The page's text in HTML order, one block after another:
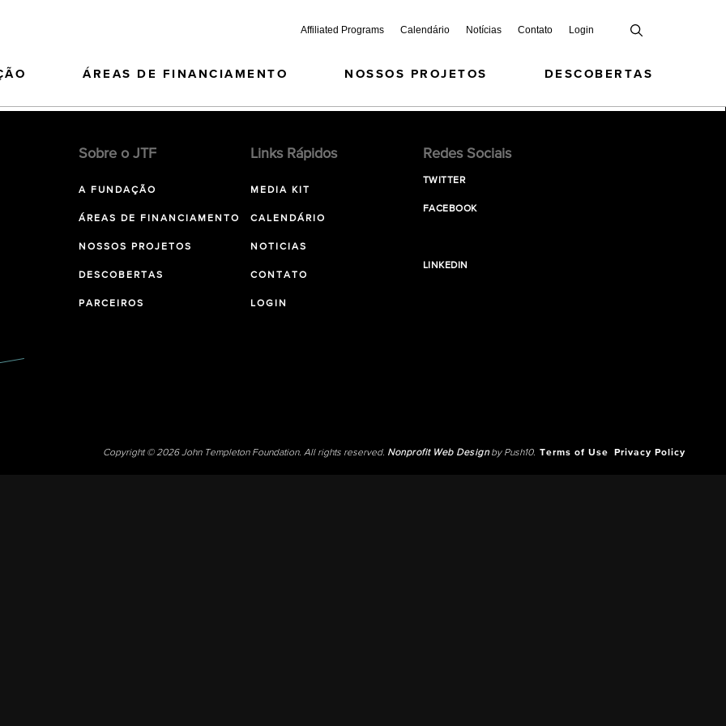
Affiliated Programs Calendário Notícias Contato Login
ÁREAS DE FINANCIAMENTO NOSSOS PROJETOS DESCOBERTAS
Sobre o JTF
A FUNDAÇÃO
ÁREAS DE FINANCIAMENTO
NOSSOS PROJETOS
DESCOBERTAS
PARCEIROS
Links Rápidos
MEDIA KIT
CALENDÁRIO
NOTICIAS
CONTATO
LOGIN
Redes Sociais
TWITTER
FACEBOOK
LINKEDIN
Copyright © 2026 John Templeton Foundation. All rights reserved. Nonprofit Web Designby Push10. Terms of Use Privacy Policy